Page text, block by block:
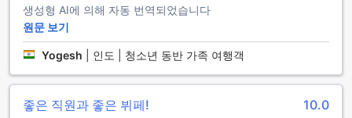
생각하는 호텔입니다. 24시간 룸서비스를 제공하여 언제든지
맛있는 음식을 즐길 수 있으며, 세탁 서비스와 드라이클리닝 서
비스로 여행 중에도 항상 깔끔한 옷차림을 유지할 수 있습니다.
또한, 안전 금고를 통해 귀중품을 안전하게 보관할 수 있어 안심
하고 머무를 수 있습니다.
도움을 제공하여 여행 계획을 더욱 원활하게 만들어 줍니다. 지
생성형 AI에 의해 자동 번역되었습니다
원문 보기
Yogesh 인도 | 청소년 동반 가족 여행객
좋은 직원과 좋은 뷔페! 10.0